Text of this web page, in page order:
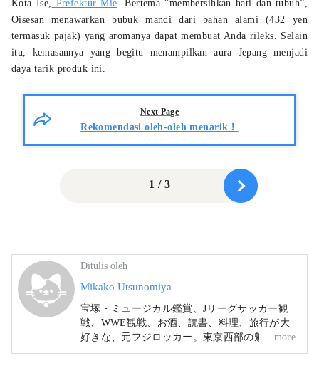
Kota Ise, Prefektur Mie. Bertema “membersihkan hati dan tubuh”,
Oisesan menawarkan bubuk mandi dari bahan alami (432 yen
termasuk pajak) yang aromanya dapat membuat Anda rileks. Selain
itu, kemasannya yang begitu menampilkan aura Jepang menjadi
daya tarik produk ini.
Next Page
Rekomendasi oleh-oleh menarik！
1 / 3
Ditulis oleh
Mikako Utsunomiya
宝塚・ミュージカル鑑賞、Jリーグサッカー観
戦、WWE観戦、お酒、読書、料理、旅行が大
好きな、元フジロッカー。東京西部の魅力を中
心に、日本の素敵なところを、たくさん発信し
more